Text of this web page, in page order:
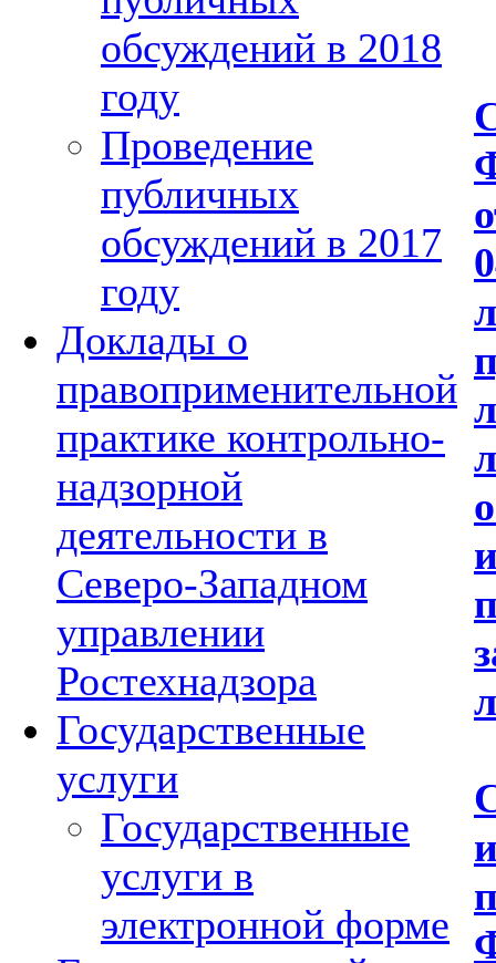
обсуждений в 2018
году
Проведение
публичных
обсуждений в 2017
году
Доклады о
правоприменительной
практике контрольно-
надзорной
деятельности в
Северо-Западном
управлении
Ростехнадзора
Государственные
услуги
Государственные
услуги в
электронной форме